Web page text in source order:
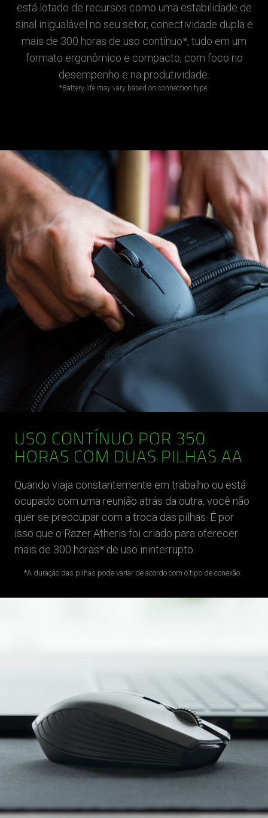
está lotado de recursos como uma estabilidade de
sinal inigualável no seu setor, conectividade dupla e
mais de 300 horas de uso contínuo*, tudo em um
formato ergonômico e compacto, com foco no
desempenho e na produtividade.
*Battery life may vary based on connection type.
USO CONTÍNUO POR 350
HORAS COM DUAS PILHAS AA
Quando viaja constantemente em trabalho ou está
ocupado com uma reunião atrás da outra, você não
quer se preocupar com a troca das pilhas. É por
isso que o Razer Atheris foi criado para oferecer
mais de 300 horas* de uso ininterrupto.
*A duração das pilhas pode variar de acordo com o tipo de conexão.